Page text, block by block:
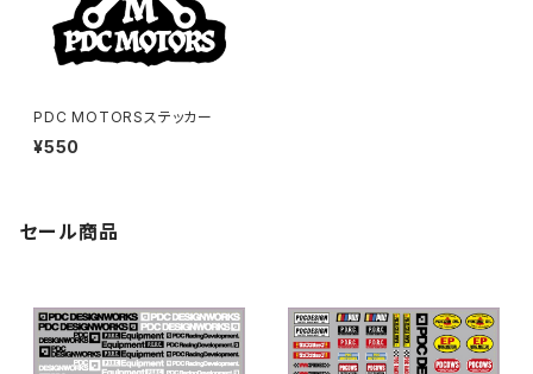
PDC MOTORSステッカー
¥550
セール商品